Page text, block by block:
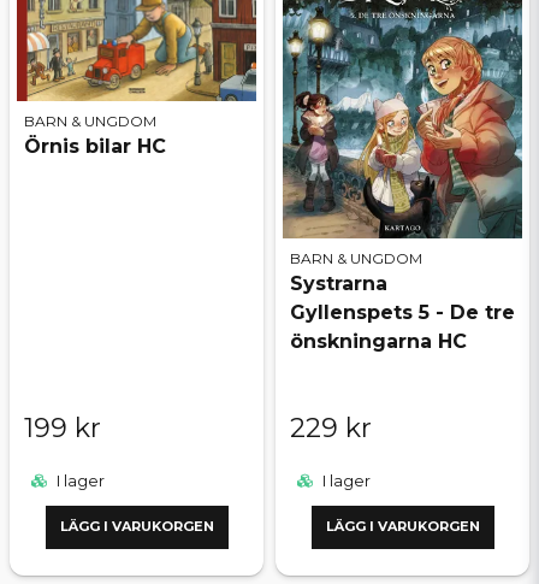
BARN & UNGDOM
Örnis bilar HC
199 kr
I lager
LÄGG I VARUKORGEN
BARN & UNGDOM
Systrarna
Gyllenspets 5 - De tre
önskningarna HC
229 kr
I lager
LÄGG I VARUKORGEN